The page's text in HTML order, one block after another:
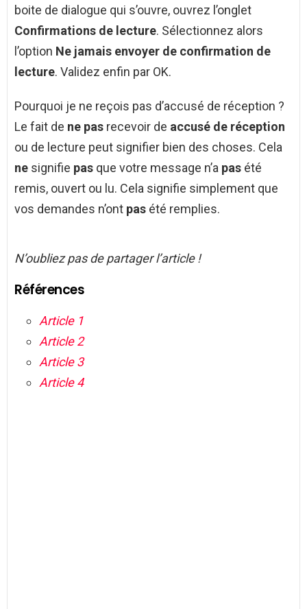
boite de dialogue qui s’ouvre, ouvrez l’onglet
Confirmations de lecture. Sélectionnez alors
l’option Ne jamais envoyer de confirmation de
lecture. Validez enfin par OK.
Pourquoi je ne reçois pas d’accusé de réception ?
Le fait de ne pas recevoir de accusé de réception
ou de lecture peut signifier bien des choses. Cela
ne signifie pas que votre message n’a pas été
remis, ouvert ou lu. Cela signifie simplement que
vos demandes n’ont pas été remplies.
N’oubliez pas de partager l’article !
Références
Article 1
Article 2
Article 3
Article 4